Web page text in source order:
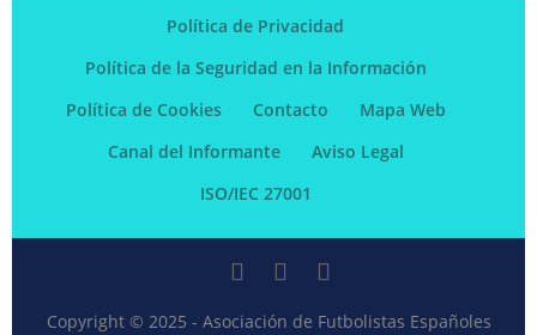
Política de Privacidad
Política de la Seguridad en la Información
Política de Cookies
Contacto
Mapa Web
Canal del Informante
Aviso Legal
ISO/IEC 27001
Copyright © 2025 - Asociación de Futbolistas Españoles